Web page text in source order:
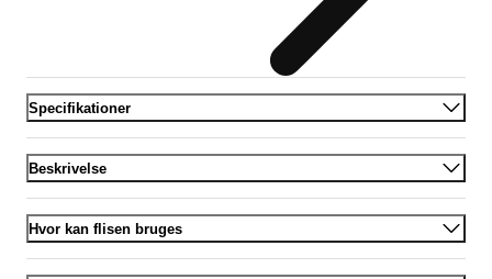
Specifikationer
Beskrivelse
Hvor kan flisen bruges